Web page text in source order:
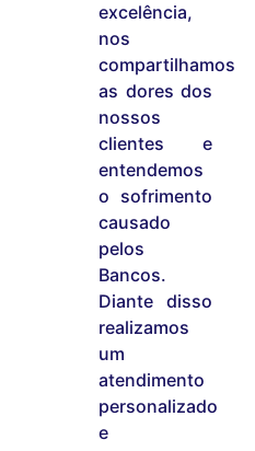
excelência,
nos
compartilhamos
as dores dos
nossos
clientes e
entendemos
o sofrimento
causado
pelos
Bancos.
Diante disso
realizamos
um
atendimento
personalizado
e